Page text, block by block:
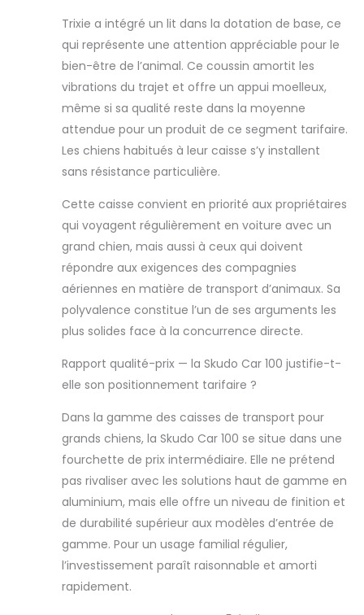
Trixie a intégré un lit dans la dotation de base, ce
qui représente une attention appréciable pour le
bien-être de l’animal. Ce coussin amortit les
vibrations du trajet et offre un appui moelleux,
même si sa qualité reste dans la moyenne
attendue pour un produit de ce segment tarifaire.
Les chiens habitués à leur caisse s’y installent
sans résistance particulière.
Cette caisse convient en priorité aux propriétaires
qui voyagent régulièrement en voiture avec un
grand chien, mais aussi à ceux qui doivent
répondre aux exigences des compagnies
aériennes en matière de transport d’animaux. Sa
polyvalence constitue l’un de ses arguments les
plus solides face à la concurrence directe.
Rapport qualité-prix — la Skudo Car 100 justifie-t-
elle son positionnement tarifaire ?
Dans la gamme des caisses de transport pour
grands chiens, la Skudo Car 100 se situe dans une
fourchette de prix intermédiaire. Elle ne prétend
pas rivaliser avec les solutions haut de gamme en
aluminium, mais elle offre un niveau de finition et
de durabilité supérieur aux modèles d’entrée de
gamme. Pour un usage familial régulier,
l’investissement paraît raisonnable et amorti
rapidement.